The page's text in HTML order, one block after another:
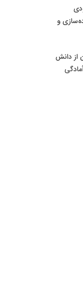
و
از دانش